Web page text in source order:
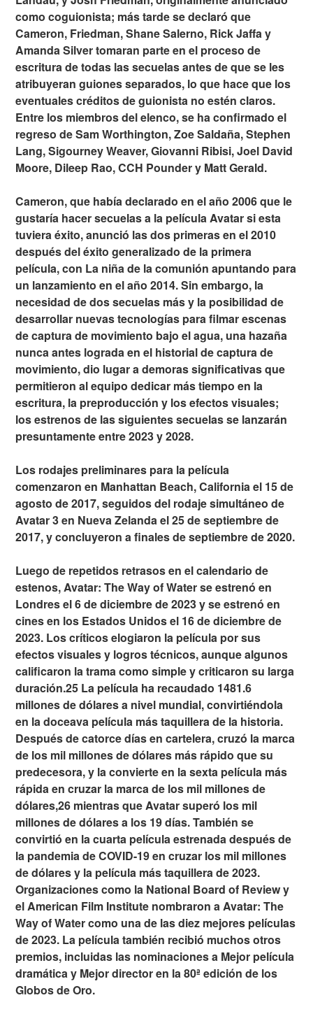
como coguionista; más tarde se declaró que
Cameron, Friedman, Shane Salerno, Rick Jaffa y
Amanda Silver tomaran parte en el proceso de
escritura de todas las secuelas antes de que se les
atribuyeran guiones separados, lo que hace que los
eventuales créditos de guionista no estén claros.
Entre los miembros del elenco, se ha confirmado el
regreso de Sam Worthington, Zoe Saldaña, Stephen
Lang, Sigourney Weaver, Giovanni Ribisi, Joel David
Moore, Dileep Rao, CCH Pounder y Matt Gerald.
Cameron, que había declarado en el año 2006 que le
gustaría hacer secuelas a la película Avatar si esta
tuviera éxito, anunció las dos primeras en el 2010
después del éxito generalizado de la primera
película, con La niña de la comunión apuntando para
un lanzamiento en el año 2014. Sin embargo, la
necesidad de dos secuelas más y la posibilidad de
desarrollar nuevas tecnologías para filmar escenas
de captura de movimiento bajo el agua, una hazaña
nunca antes lograda en el historial de captura de
movimiento, dio lugar a demoras significativas que
permitieron al equipo dedicar más tiempo en la
escritura, la preproducción y los efectos visuales;
los estrenos de las siguientes secuelas se lanzarán
presuntamente entre 2023 y 2028.
Los rodajes preliminares para la película
comenzaron en Manhattan Beach, California el 15 de
agosto de 2017, seguidos del rodaje simultáneo de
Avatar 3 en Nueva Zelanda el 25 de septiembre de
2017, y concluyeron a finales de septiembre de 2020.
Luego de repetidos retrasos en el calendario de
estenos, Avatar: The Way of Water se estrenó en
Londres el 6 de diciembre de 2023 y se estrenó en
cines en los Estados Unidos el 16 de diciembre de
2023. Los críticos elogiaron la película por sus
efectos visuales y logros técnicos, aunque algunos
calificaron la trama como simple y criticaron su larga
duración.25 La película ha recaudado 1481.6
millones de dólares a nivel mundial, convirtiéndola
en la doceava película más taquillera de la historia.
Después de catorce días en cartelera, cruzó la marca
de los mil millones de dólares más rápido que su
predecesora, y la convierte en la sexta película más
rápida en cruzar la marca de los mil millones de
dólares,26 mientras que Avatar superó los mil
millones de dólares a los 19 días. También se
convirtió en la cuarta película estrenada después de
la pandemia de COVID-19 en cruzar los mil millones
de dólares y la película más taquillera de 2023.
Organizaciones como la National Board of Review y
el American Film Institute nombraron a Avatar: The
Way of Water como una de las diez mejores películas
de 2023. La película también recibió muchos otros
premios, incluidas las nominaciones a Mejor película
dramática y Mejor director en la 80ª edición de los
Globos de Oro.